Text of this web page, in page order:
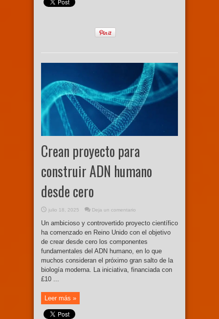
Crean proyecto para
construir ADN humano
desde cero
julio 18, 2025 Deja un comentario
Un ambicioso y controvertido proyecto científico
ha comenzado en Reino Unido con el objetivo
de crear desde cero los componentes
fundamentales del ADN humano, en lo que
muchos consideran el próximo gran salto de la
biología moderna. La iniciativa, financiada con
£10 ...
Leer más »